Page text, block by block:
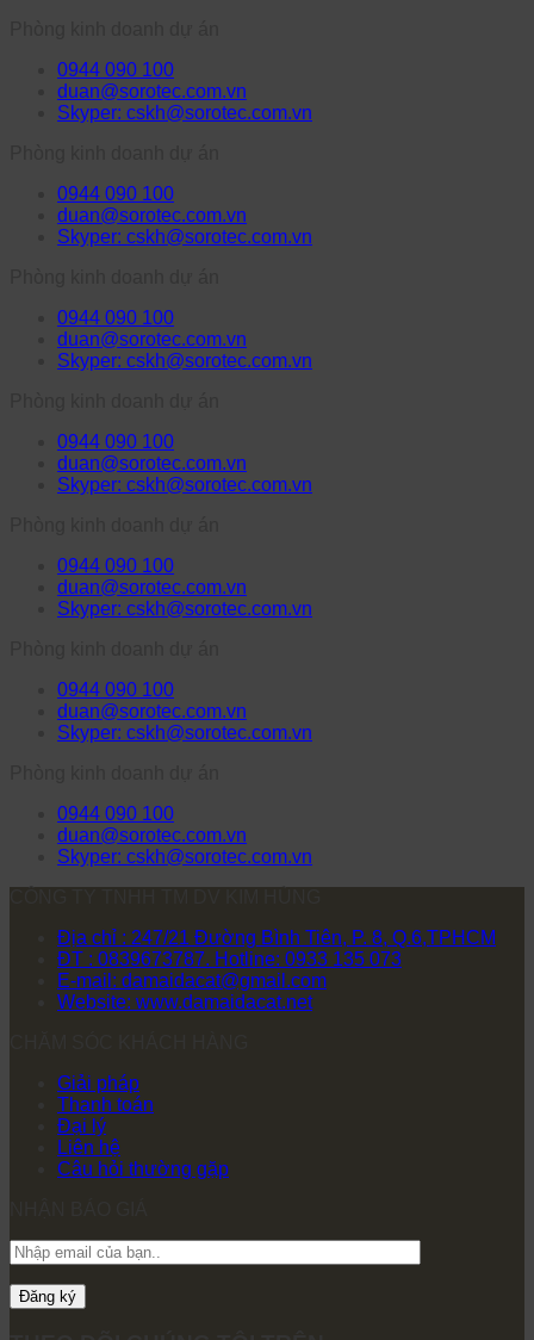
0944 090 100
duan@sorotec.com.vn
Skyper: cskh@sorotec.com.vn
0944 090 100
duan@sorotec.com.vn
Skyper: cskh@sorotec.com.vn
0944 090 100
duan@sorotec.com.vn
Skyper: cskh@sorotec.com.vn
0944 090 100
duan@sorotec.com.vn
Skyper: cskh@sorotec.com.vn
0944 090 100
duan@sorotec.com.vn
Skyper: cskh@sorotec.com.vn
0944 090 100
duan@sorotec.com.vn
Skyper: cskh@sorotec.com.vn
0944 090 100
duan@sorotec.com.vn
Skyper: cskh@sorotec.com.vn
Địa chỉ : 247/21 Đường Bình Tiên, P. 8, Q.6,TPHCM
ĐT : 0839673787. Hotline: 0933 135 073
E-mail: damaidacat@gmail.com
Website: www.damaidacat.net
Giải pháp
Thanh toán
Đại lý
Liên hệ
Câu hỏi thường gặp